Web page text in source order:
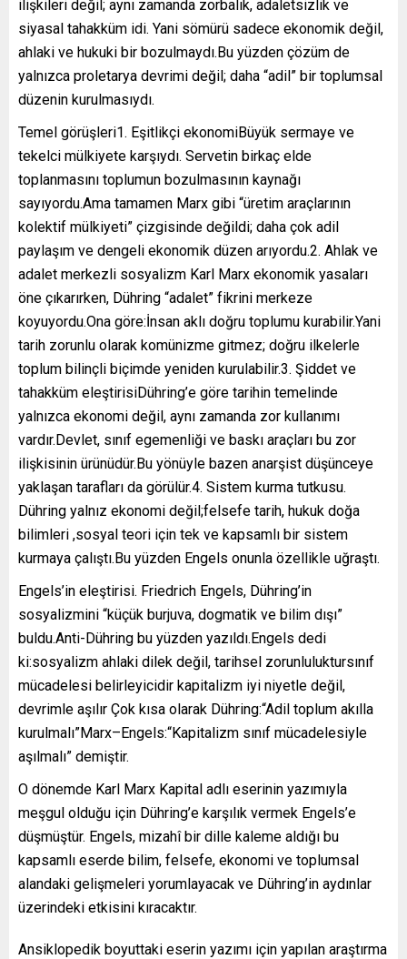
ilişkileri değil; aynı zamanda zorbalık, adaletsizlik ve
siyasal tahakküm idi. Yani sömürü sadece ekonomik değil,
ahlaki ve hukuki bir bozulmaydı.Bu yüzden çözüm de
yalnızca proletarya devrimi değil; daha “adil” bir toplumsal
düzenin kurulmasıydı.
Temel görüşleri1. Eşitlikçi ekonomiBüyük sermaye ve
tekelci mülkiyete karşıydı. Servetin birkaç elde
toplanmasını toplumun bozulmasının kaynağı
sayıyordu.Ama tamamen Marx gibi “üretim araçlarının
kolektif mülkiyeti” çizgisinde değildi; daha çok adil
paylaşım ve dengeli ekonomik düzen arıyordu.2. Ahlak ve
adalet merkezli sosyalizm Karl Marx ekonomik yasaları
öne çıkarırken, Dühring “adalet” fikrini merkeze
koyuyordu.Ona göre:İnsan aklı doğru toplumu kurabilir.Yani
tarih zorunlu olarak komünizme gitmez; doğru ilkelerle
toplum bilinçli biçimde yeniden kurulabilir.3. Şiddet ve
tahakküm eleştirisiDühring’e göre tarihin temelinde
yalnızca ekonomi değil, aynı zamanda zor kullanımı
vardır.Devlet, sınıf egemenliği ve baskı araçları bu zor
ilişkisinin ürünüdür.Bu yönüyle bazen anarşist düşünceye
yaklaşan tarafları da görülür.4. Sistem kurma tutkusu.
Dühring yalnız ekonomi değil;felsefe tarih, hukuk doğa
bilimleri ,sosyal teori için tek ve kapsamlı bir sistem
kurmaya çalıştı.Bu yüzden Engels onunla özellikle uğraştı.
Engels’in eleştirisi. Friedrich Engels, Dühring’in
sosyalizmini “küçük burjuva, dogmatik ve bilim dışı”
buldu.Anti-Dühring bu yüzden yazıldı.Engels dedi
ki:sosyalizm ahlaki dilek değil, tarihsel zorunluluktursınıf
mücadelesi belirleyicidir kapitalizm iyi niyetle değil,
devrimle aşılır Çok kısa olarak Dühring:“Adil toplum akılla
kurulmalı”Marx–Engels:“Kapitalizm sınıf mücadelesiyle
aşılmalı” demiştir.
O dönemde Karl Marx Kapital adlı eserinin yazımıyla
meşgul olduğu için Dühring’e karşılık vermek Engels’e
düşmüştür. Engels, mizahî bir dille kaleme aldığı bu
kapsamlı eserde bilim, felsefe, ekonomi ve toplumsal
alandaki gelişmeleri yorumlayacak ve Dühring’in aydınlar
üzerindeki etkisini kıracaktır.
Ansiklopedik boyuttaki eserin yazımı için yapılan araştırma